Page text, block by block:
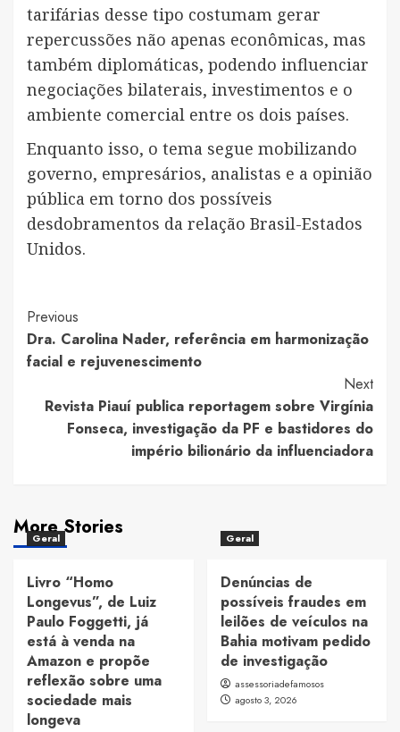
tarifárias desse tipo costumam gerar
repercussões não apenas econômicas, mas
também diplomáticas, podendo influenciar
negociações bilaterais, investimentos e o
ambiente comercial entre os dois países.
Enquanto isso, o tema segue mobilizando
governo, empresários, analistas e a opinião
pública em torno dos possíveis
desdobramentos da relação Brasil-Estados
Unidos.
Post
Navigation
Previous
Dra. Carolina Nader, referência em harmonização
facial e rejuvenescimento
Next
Revista Piauí publica reportagem sobre Virgínia
Fonseca, investigação da PF e bastidores do
império bilionário da influenciadora
More Stories
Geral
Livro “Homo
Longevus”, de Luiz
Paulo Foggetti, já
está à venda na
Amazon e propõe
reflexão sobre uma
sociedade mais
longeva
Geral
Denúncias de
possíveis fraudes em
leilões de veículos na
Bahia motivam pedido
de investigação
assessoriadefamosos
agosto 3, 2026